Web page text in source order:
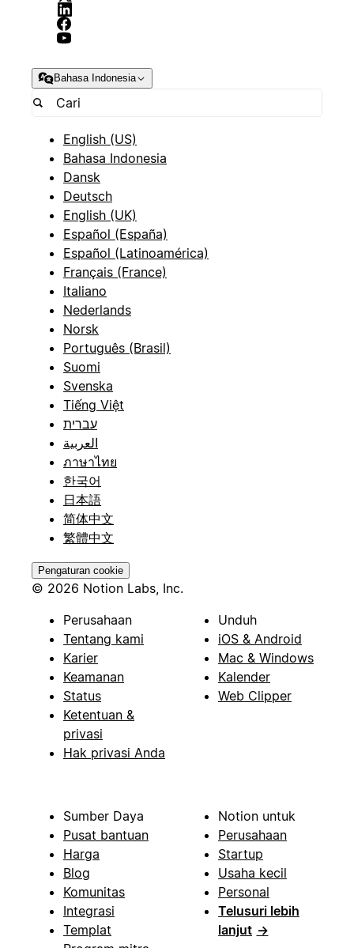
Bahasa Indonesia
English (US)
Bahasa Indonesia
Dansk
Deutsch
English (UK)
Español (España)
Español (Latinoamérica)
Français (France)
Italiano
Nederlands
Norsk
Português (Brasil)
Suomi
Svenska
Tiếng Việt
עברית
العربية
ภาษาไทย
한국어
日本語
简体中文
繁體中文
Pengaturan cookie
© 2026 Notion Labs, Inc.
Perusahaan
Tentang kami
Karier
Keamanan
Status
Ketentuan &
privasi
Hak privasi Anda
Unduh
iOS & Android
Mac & Windows
Kalender
Web Clipper
Sumber Daya
Pusat bantuan
Harga
Blog
Komunitas
Integrasi
Templat
Notion untuk
Perusahaan
Startup
Usaha kecil
Personal
Telusuri lebih
lanjut →